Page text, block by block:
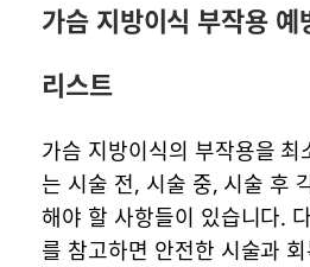
가슴 지방이식 부작용 예
리스트
가슴 지방이식의 부작용을 최
는 시술 전, 시술 중, 시술 후
해야 할 사항들이 있습니다.
를 참고하면 안전한 시술과